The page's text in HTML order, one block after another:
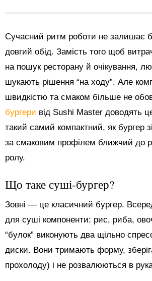
Сучасний ритм роботи не залишає
довгий обід. Замість того щоб
на пошук ресторану й очікування,
шукають рішення “на ходу”. Але
швидкістю та смаком більше не
бургери від Sushi Master доводять
такий самий компактний, як бургер
за смаковим профілем ближчий до
ролу.
Що таке суші-бургер?
Зовні — це класичний бургер.
для суші компоненти: рис, риба,
“булок” виконують два щільно
диски. Вони тримають форму,
прохолоду) і не розвалюються в